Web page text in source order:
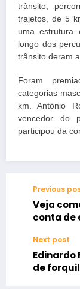
trânsito,
trajetos, de 5
uma estrutura
longo dos
trânsito deram
Foram
categorias
km. Antônio
vencedor do
participou da
Previous
Veja
conta de
Next post
Edinardo
de